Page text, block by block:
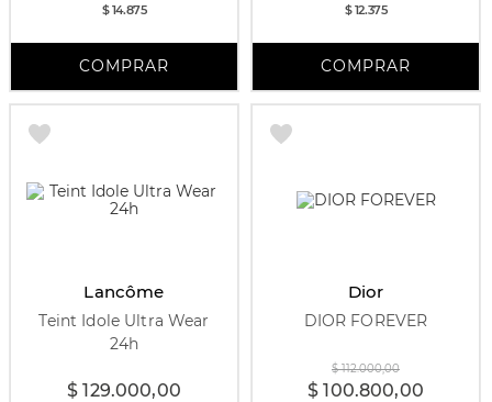
$ 14.875
$ 12.375
30 ml
Lancôme
Teint Idole Ultra Wear
24h
$ 129.000,00
Dior
DIOR FOREVER
$ 112.000,00
$ 100.800,00